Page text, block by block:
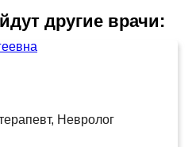
другие врачи:
Невролог